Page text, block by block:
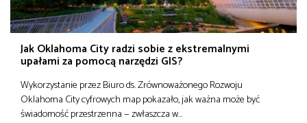
Jak Oklahoma City radzi sobie z ekstremalnymi
upałami za pomocą narzędzi GIS?
Wykorzystanie przez Biuro ds. Zrównoważonego Rozwoju
Oklahoma City cyfrowych map pokazało, jak ważna może być
świadomość przestrzenna — zwłaszcza w…